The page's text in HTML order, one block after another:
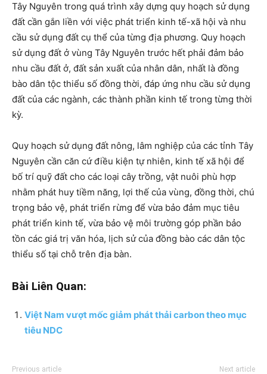
Tây Nguyên trong quá trình xây dựng quy hoạch sử dụng
đất cần gắn liền với việc phát triển kinh tế-xã hội và nhu
cầu sử dụng đất cụ thể của từng địa phương. Quy hoạch
sử dụng đất ở vùng Tây Nguyên trước hết phải đảm bảo
nhu cầu đất ở, đất sản xuất của nhân dân, nhất là đồng
bào dân tộc thiểu số đồng thời, đáp ứng nhu cầu sử dụng
đất của các ngành, các thành phần kinh tế trong từng thời
kỳ.
Quy hoạch sử dụng đất nông, lâm nghiệp của các tỉnh Tây
Nguyên cần căn cứ điều kiện tự nhiên, kinh tế xã hội để
bố trí quỹ đất cho các loại cây trồng, vật nuôi phù hợp
nhằm phát huy tiềm năng, lợi thế của vùng, đồng thời, chú
trọng bảo vệ, phát triển rừng để vừa bảo đảm mục tiêu
phát triển kinh tế, vừa bảo vệ môi trường góp phần bảo
tồn các giá trị văn hóa, lịch sử của đồng bào các dân tộc
thiểu số tại chỗ trên địa bàn.
Bài Liên Quan:
Việt Nam vượt mốc giảm phát thải carbon theo mục
tiêu NDC
Previous article Next article